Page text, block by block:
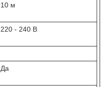
10 м
220 - 240 В
Да